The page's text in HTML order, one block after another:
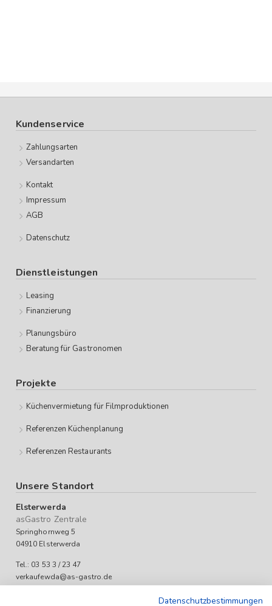
Kundenservice
Zahlungsarten
Versandarten
Kontakt
Impressum
AGB
Datenschutz
Dienstleistungen
Leasing
Finanzierung
Planungsbüro
Beratung für Gastronomen
Projekte
Küchenvermietung für Filmproduktionen
Referenzen Küchenplanung
Referenzen Restaurants
Unsere Standort
Elsterwerda
asGastro Zentrale
Springhornweg 5
04910 Elsterwerda
Tel.: 03 53 3 / 23 47
verkaufewda@as-gastro.de
Datenschutzbestimmungen